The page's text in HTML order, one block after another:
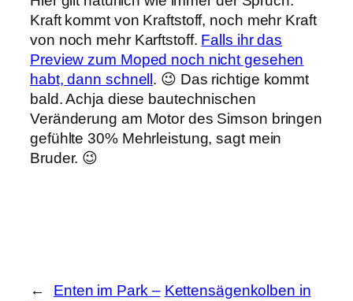
Kraft kommt von Kraftstoff, noch mehr Kraft
von noch mehr Karftstoff. Falls ihr das
Preview zum Moped noch nicht gesehen
habt, dann schnell . 😉 Das richtige kommt
bald. Achja diese bautechnischen
Veränderung am Motor des Simson bringen
gefühlte 30% Mehrleistung, sagt mein
Bruder. 😉
←
Enten im Park – Kettensägenkolben in